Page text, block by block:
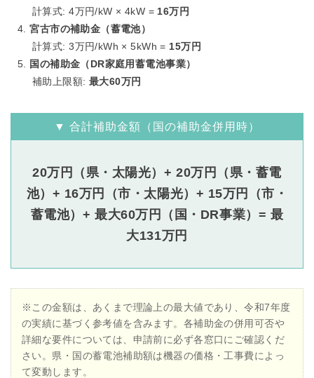
計算式: 4万円/kW × 4kW = 16万円
宮古市の補助金（蓄電池）
計算式: 3万円/kWh × 5kWh = 15万円
国の補助金（DR家庭用蓄電池事業）
補助上限額: 最大60万円
▼ 合計補助金額（国の補助金併用時）
20万円（県・太陽光）+ 20万円（県・蓄電
池）+ 16万円（市・太陽光）+ 15万円（市・
蓄電池）+ 最大60万円（国・DR事業）= 最
大131万円
※この金額は、あくまで理論上の最大値であり、令和7年度
の実績に基づく参考値を含みます。各補助金の併用可否や
詳細な要件については、申請前に必ず各窓口にご確認くだ
さい。県・国の蓄電池補助額は機器の価格・工事費によっ
て変動します。